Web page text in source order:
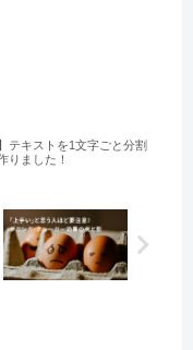
テキストを1文字ごと分割
りました！